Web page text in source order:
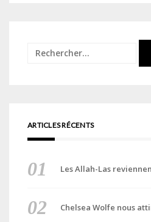
Rechercher :
ARTICLES RÉCENTS
Les Allah-Las
Chelsea Wolfe nous